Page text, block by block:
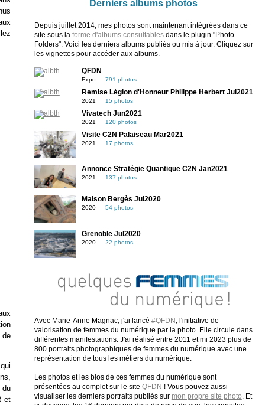
de
du
et
Derniers albums photos
Depuis juillet 2014, mes photos sont maintenant intégrées dans ce
site sous la forme d'albums consultablesdans le plugin "Photo-
Folders". Voici les derniers albums publiés ou mis à jour. Cliquez sur
les vignettes pour accéder aux albums.
QFDN
Expo 791 photos
Remise Légion d'Honneur Philippe Herbert Jul2021
2021 15 photos
Vivatech Jun2021
2021 120 photos
Visite C2N Palaiseau Mar2021
2021 17 photos
Annonce Stratégie Quantique C2N Jan2021
2021 137 photos
Maison Bergès Jul2020
2020 54 photos
Grenoble Jul2020
2020 22 photos
Avec Marie-Anne Magnac, j'ai lancé #QFDN
, l'initiative de
valorisation de femmes du numérique par la photo. Elle circule dans
différentes manifestations. J'ai réalisé entre 2011 et mi 2023 plus de
800 portraits photographiques de femmes du numérique avec une
représentation de tous les métiers du numérique.
Les photos et les bios de ces femmes du numérique sont
présentées au complet sur le site QFDN ! Vous pouvez aussi
visualiser les derniers portraits publiés sur mon propre site photo . Et